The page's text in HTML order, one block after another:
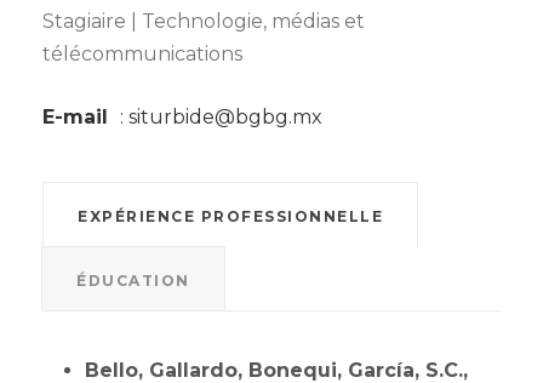
Stagiaire | Technologie, médias et
télécommunications
E-mail : siturbide@bgbg.mx
EXPÉRIENCE PROFESSIONNELLE
ÉDUCATION
Bello, Gallardo, Bonequi, García, S.C.,